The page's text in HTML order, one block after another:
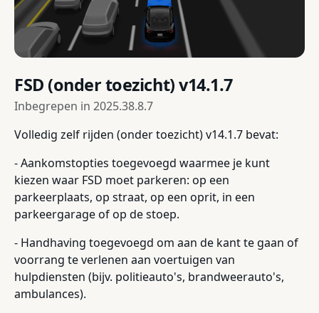
FSD (onder toezicht) v14.1.7
Inbegrepen in 2025.38.8.7
Volledig zelf rijden (onder toezicht) v14.1.7 bevat:
- Aankomstopties toegevoegd waarmee je kunt
kiezen waar FSD moet parkeren: op een
parkeerplaats, op straat, op een oprit, in een
parkeergarage of op de stoep.
- Handhaving toegevoegd om aan de kant te gaan of
voorrang te verlenen aan voertuigen van
hulpdiensten (bijv. politieauto's, brandweerauto's,
ambulances).